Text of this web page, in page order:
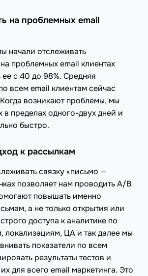
на проблемных email
начали отслеживать
проблемных email клиентах
с 40 до 98%. Средняя
всем email клиентам сейчас
возникают проблемы, мы
в пределах одного-двух дней и
быстро.
к рассылкам
связку «письмо —
позволяет нам проводить А/В
повышать именно
а не только открытия или
доступа к аналитике по
локализациям, ЦА и так далее мы
показатели по всем
результаты тестов и
для всего email маркетинга. Это